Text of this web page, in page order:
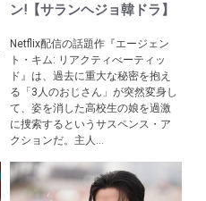
ン!【サランヘジョ韓ドラ】
Netflix配信の話題作『エージェン
ト・キム: リアクティべーティッ
ド』は、過去に重大な秘密を抱え
る「3人のおじさん」が突然変身し
て、姿を消した高校生の娘を過激
に捜索するというサスペンス・ア
クションだ。主人...